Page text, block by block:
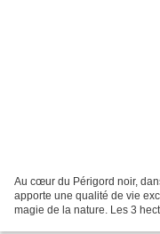
Au cœur du Périgord noir,
apporte une qualité de vie
magie de la nature. Les 3